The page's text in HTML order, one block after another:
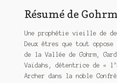
Sans retour
Sauver ou périr
Résumé de
Une prophétie vieille de
Deux êtres que tout
de la Vallée de Gohrm,
Vaïdahs, détentrice de «
Archer dans la noble